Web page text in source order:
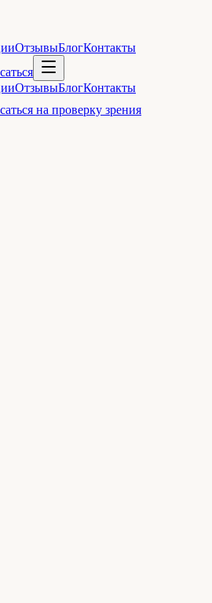
ОтзывыБлогКонтакты
ОтзывыБлогКонтакты
на проверку зрения